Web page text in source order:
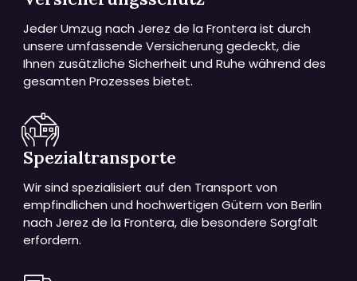
Jeder Umzug nach Jerez de la Frontera ist durch
unsere umfassende Versicherung gedeckt, die
Ihnen zusätzliche Sicherheit und Ruhe während des
gesamten Prozesses bietet.
Spezialtransporte
Wir sind spezialisiert auf den Transport von
empfindlichen und hochwertigen Gütern von Berlin
nach Jerez de la Frontera, die besondere Sorgfalt
erfordern.